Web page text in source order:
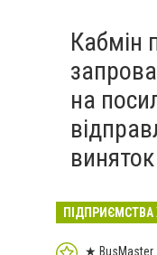
Кабмін
на
виняток
ПІДПРИЄМСТВА
★